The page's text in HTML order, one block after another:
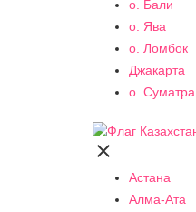
о. Бали
о. Ява
о. Ломбок
Джакарта
о. Суматра

Астана
Алма-Ата